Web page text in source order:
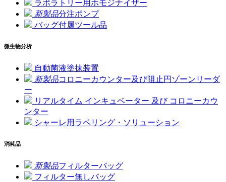
ラボラトリー用ホモジナイザー
新製品分注ポンプ
バッグ付属ツール品
微生物分析
自動菌液塗抹装置
新製品コロニーカウンター及び阻止円ゾーンリーダ
ー
リアルタイム インキュベーター 及び コロニーカウ
ンター
シャーレ用ラベリング・ソリューション
消耗品
新製品フィルターバッグ
フィルター無しバッグ